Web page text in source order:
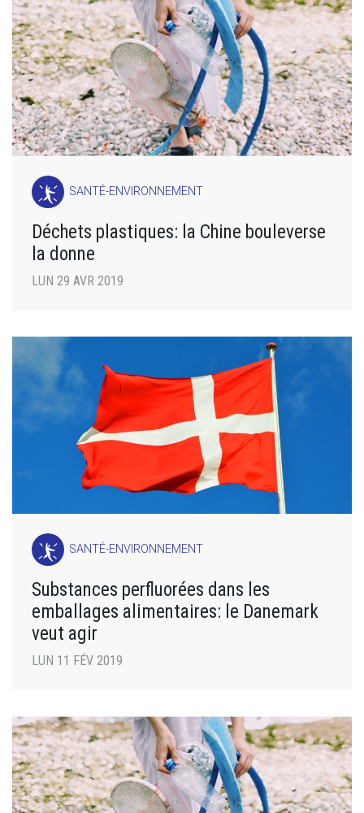
SANTÉ-ENVIRONNEMENT
Déchets plastiques: la Chine bouleverse
la donne
LUN 29 AVR 2019
SANTÉ-ENVIRONNEMENT
Substances perfluorées dans les
emballages alimentaires: le Danemark
veut agir
LUN 11 FÉV 2019